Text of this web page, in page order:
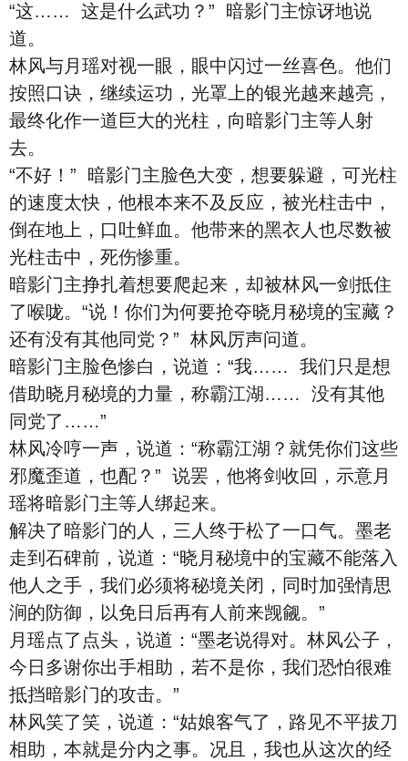
“这…… 这是什么武功？” 暗影门主惊讶地说
道。
林风与月瑶对视一眼，眼中闪过一丝喜色。他们
按照口诀，继续运功，光罩上的银光越来越亮，
最终化作一道巨大的光柱，向暗影门主等人射
去。
“不好！” 暗影门主脸色大变，想要躲避，可光柱
的速度太快，他根本来不及反应，被光柱击中，
倒在地上，口吐鲜血。他带来的黑衣人也尽数被
光柱击中，死伤惨重。
暗影门主挣扎着想要爬起来，却被林风一剑抵住
了喉咙。“说！你们为何要抢夺晓月秘境的宝藏？
还有没有其他同党？” 林风厉声问道。
暗影门主脸色惨白，说道：“我…… 我们只是想
借助晓月秘境的力量，称霸江湖…… 没有其他
同党了……”
林风冷哼一声，说道：“称霸江湖？就凭你们这些
邪魔歪道，也配？” 说罢，他将剑收回，示意月
瑶将暗影门主等人绑起来。
解决了暗影门的人，三人终于松了一口气。墨老
走到石碑前，说道：“晓月秘境中的宝藏不能落入
他人之手，我们必须将秘境关闭，同时加强情思
涧的防御，以免日后再有人前来觊觎。”
月瑶点了点头，说道：“墨老说得对。林风公子，
今日多谢你出手相助，若不是你，我们恐怕很难
抵挡暗影门的攻击。”
林风笑了笑，说道：“姑娘客气了，路见不平拔刀
相助，本就是分内之事。况且，我也从这次的经